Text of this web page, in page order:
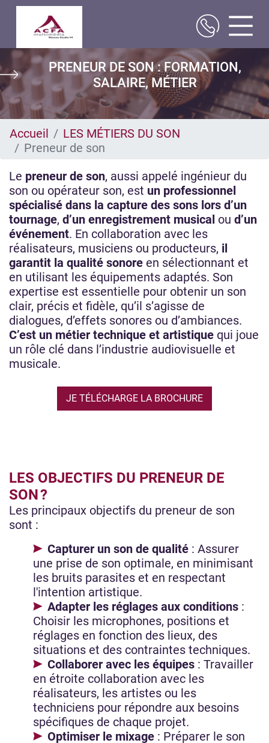
Aller
au
contenu
principal
PRENEUR DE SON : FORMATION,
SALAIRE, MÉTIER
Accueil
LES MÉTIERS DU SON
Preneur de son
Le preneur de son, aussi appelé ingénieur du
son ou opérateur son, est un professionnel
spécialisé dans la capture des sons lors d’un
tournage, d’un enregistrement musical ou d’un
événement. En collaboration avec les
réalisateurs, musiciens ou producteurs, il
garantit la qualité sonore en sélectionnant et
en utilisant les équipements adaptés. Son
expertise est essentielle pour obtenir un son
clair, précis et fidèle, qu’il s’agisse de
dialogues, d’effets sonores ou d’ambiances.
C’est un métier technique et artistique qui joue
un rôle clé dans l’industrie audiovisuelle et
musicale.
JE TÉLÉCHARGE LA BROCHURE
LES OBJECTIFS DU PRENEUR DE
SON ?
Les principaux objectifs du preneur de son
sont :
Capturer un son de qualité : Assurer
une prise de son optimale, en minimisant
les bruits parasites et en respectant
l'intention artistique.
Adapter les réglages aux conditions :
Choisir les microphones, positions et
réglages en fonction des lieux, des
situations et des contraintes techniques.
Collaborer avec les équipes : Travailler
en étroite collaboration avec les
réalisateurs, les artistes ou les
techniciens pour répondre aux besoins
spécifiques de chaque projet.
Optimiser le mixage : Préparer le son